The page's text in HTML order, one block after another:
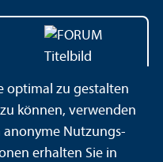
optimal zu gestalten
können, verwenden
anonyme Nutzungs­
erhalten Sie in